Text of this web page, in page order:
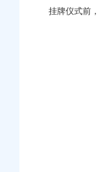
挂牌仪式前，